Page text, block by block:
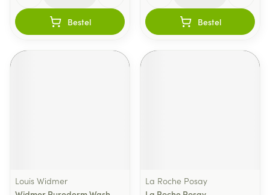
Bestel Bestel
Louis Widmer
La Roche Posay